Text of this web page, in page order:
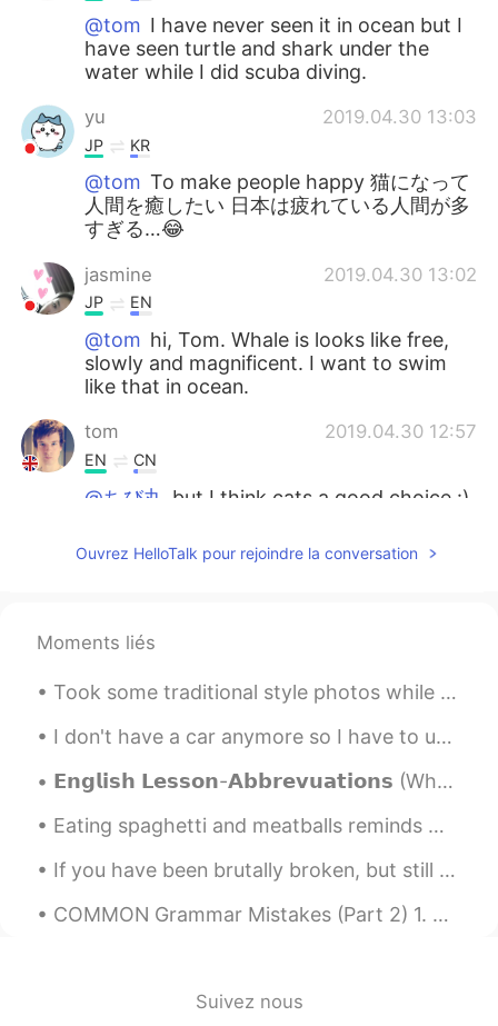
@tom I have never seen it in ocean but I
have seen turtle and shark under the
water while I did scuba diving.
yu 2019.04.30 13:03
JP KR
@tom To make people happy 猫になって
人間を癒したい 日本は疲れている人間が多
すぎる…😂
jasmine 2019.04.30 13:02
JP EN
@tom hi, Tom. Whale is looks like free,
slowly and magnificent. I want to swim
like that in ocean.
tom 2019.04.30 12:57
EN CN
@ちび丸
but I think cats a good choice :)
best life haha
@tom Yea exactly they looks so
handsome! My favorite. Haha maybe
oneday :P
tom 2019.04.30 12:57
EN CN
@Aimi
good idea ;) and you don’t have to
buy a plane ticket :):p
ちび丸 2019.04.30 12:56
JP EN
Ouvrez HelloTalk pour rejoindre la conversation
Moments liés
Took some traditional style photos while I was in Shanghai two years ago~ The whole experience wa...
I don't have a car anymore so I have to use public transport. 🚍😐 The service has improved a lot ...
𝗘𝗻𝗴𝗹𝗶𝘀𝗵 𝗟𝗲𝘀𝘀𝗼𝗻-𝗔𝗯𝗯𝗿𝗲𝘃𝘂𝗮𝘁𝗶𝗼𝗻𝘀 (When Texting) • • • •BRB= Be rig...
Eating spaghetti and meatballs reminds me of being a kid again ☺️ What foods remind you of childh...
If you have been brutally broken, but still have the courage to be gentle to others then you dese...
COMMON Grammar Mistakes (Part 2) 1. Watch, Look, See “See,” “look” and “watch” are often thoug...
Suivez nous